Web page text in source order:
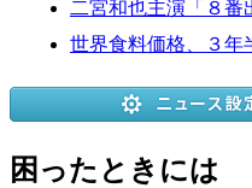
二宮和也主演「８番
世界食料価格、３
困ったときには